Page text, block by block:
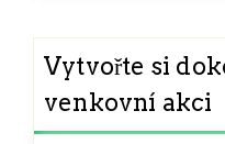
Vytvořte si
venkovní akci